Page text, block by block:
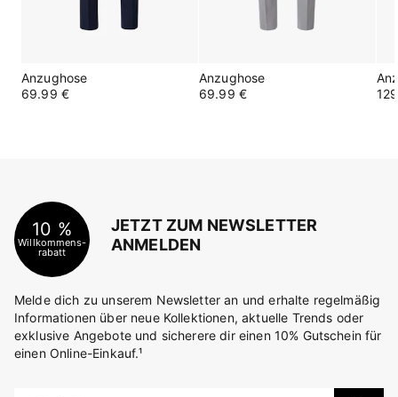
Anzughose
69.99 €
Anzughose
69.99 €
10 %
Willkommens-
rabatt
JETZT ZUM NEWSLETTER
ANMELDEN
Melde dich zu unserem Newsletter an und erhalte regelmäßig
Informationen über neue Kollektionen, aktuelle Trends oder
exklusive Angebote und sicherere dir einen 10% Gutschein für
einen Online-Einkauf.¹